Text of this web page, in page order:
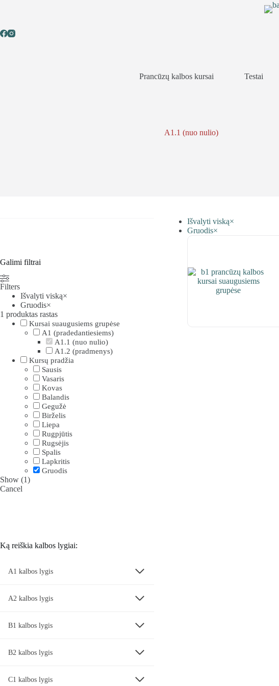
Prancūzų kalbos kursai Testai
A1.1 (nuo nulio)
Išvalyti viską×
Gruodis×
Galimi filtrai
Filters
Išvalyti viską×
Gruodis×
1 produktas rastas
Kursai suaugusiems grupėse
A1 (pradedantiesiems)
A1.1 (nuo nulio)
A1.2 (pradmenys)
Kursų pradžia
Sausis
Vasaris
Kovas
Balandis
Gegužė
Birželis
Liepa
Rugpjūtis
Rugsėjis
Spalis
Lapkritis
Gruodis
Show (1)
Cancel
Ką reiškia kalbos lygiai:
A1 kalbos lygis
A2 kalbos lygis
B1 kalbos lygis
B2 kalbos lygis
C1 kalbos lygis